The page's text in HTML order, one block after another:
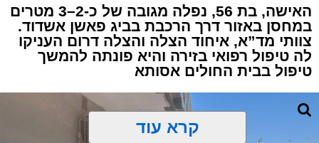
להפסקת פעילות ליבו.
למקום הוזעקו מיד צוותי רפואה ומתנדבים של
ארגון "איחוד הצלה". החובשים והפרמדיקים
הכרה, ופתחו מיידית בפעולות החייאה מתקדמות,
הכוללות עיסויי לב ושימוש במפעם (דפיברילטור).
האישה, בת 56, נפלה מגובה של כ-2–3 מטרים
במחסן באזור דרך הרכבת בביג פאשן אשדוד.
צוותי מד”א, איחוד הצלה והצלה דרום העניקו
לה טיפול רפואי בזירה והיא פונתה להמשך
טיפול בבית החולים אסותא
קרא עוד